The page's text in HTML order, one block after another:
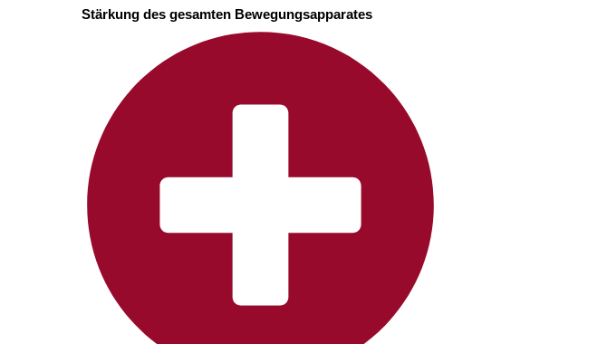
Stärkung des gesamten Bewegungsapparates